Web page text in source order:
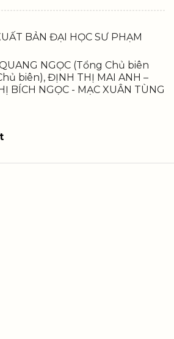
BẢN ĐẠI HỌC SƯ PHẠM
NGỌC (Tổng Chủ biên
biên), ĐỊNH THỊ MAI ANH –
BÍCH NGỌC - MẠC XUÂN TÙNG